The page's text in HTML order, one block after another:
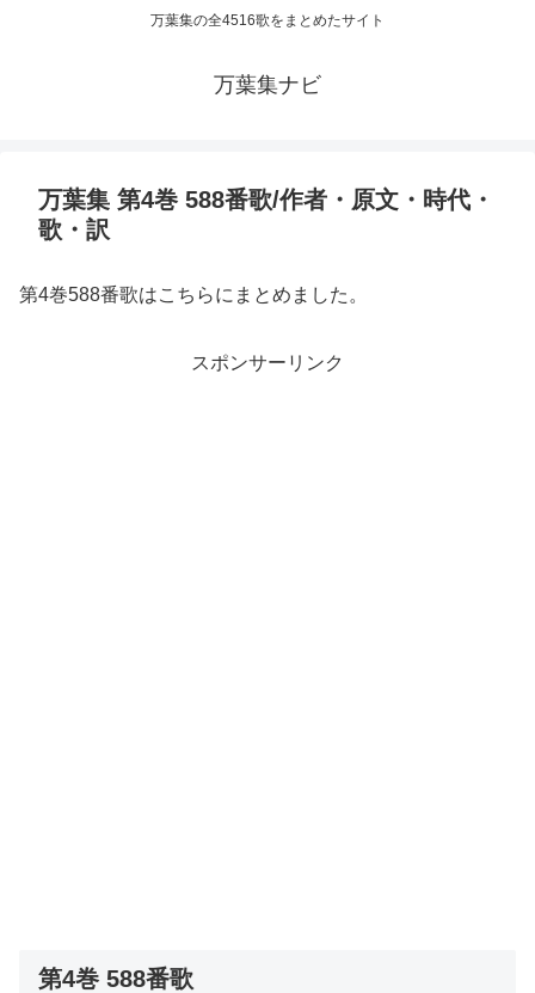
万葉集の全4516歌をまとめたサイト
万葉集ナビ
万葉集 第4巻 588番歌/作者・原文・時代・
歌・訳
第4巻588番歌はこちらにまとめました。
スポンサーリンク
第4巻 588番歌